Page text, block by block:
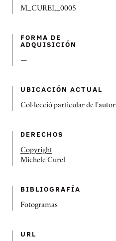
M_CUREL_0005
FORMA DE
ADQUISICIÓN
—
UBICACIÓN ACTUAL
Col·lecció particular de l'autor
DERECHOS
Copyright
Michele Curel
BIBLIOGRAFÍ­A
Fotogramas
URL